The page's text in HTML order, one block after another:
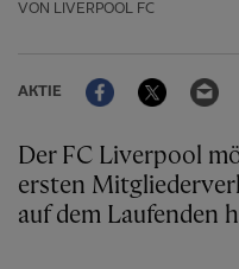
VON LIVERPOOL FC
AKTIE
FacebookTwitter
Der FC Liverpool möchte seine Fans über den
ersten
auf dem Laufenden